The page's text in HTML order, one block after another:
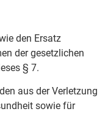
den Ersatz
der gesetzlichen
§ 7.
aus der Verletzung
sowie für